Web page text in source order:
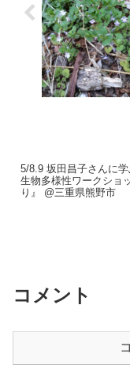
5/8.9 坂田昌子さんに
生物多様性ワークショ
り』 @三重県熊野市
コメント